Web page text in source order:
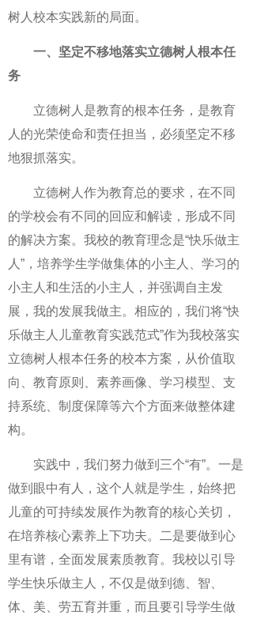
树人校本实践新的局面。
一、坚定不移地落实立德树人根本任
务
立德树人是教育的根本任务，是教育
人的光荣使命和责任担当，必须坚定不移
地狠抓落实。
立德树人作为教育总的要求，在不同
的学校会有不同的回应和解读，形成不同
的解决方案。我校的教育理念是“快乐做主
人”，培养学生学做集体的小主人、学习的
小主人和生活的小主人，并强调自主发
展，我的发展我做主。相应的，我们将“快
乐做主人儿童教育实践范式”作为我校落实
立德树人根本任务的校本方案，从价值取
向、教育原则、素养画像、学习模型、支
持系统、制度保障等六个方面来做整体建
构。
实践中，我们努力做到三个“有”。一是
做到眼中有人，这个人就是学生，始终把
儿童的可持续发展作为教育的核心关切，
在培养核心素养上下功夫。二是要做到心
里有谱，全面发展素质教育。我校以引导
学生快乐做主人，不仅是做到德、智、
体、美、劳五育并重，而且要引导学生做